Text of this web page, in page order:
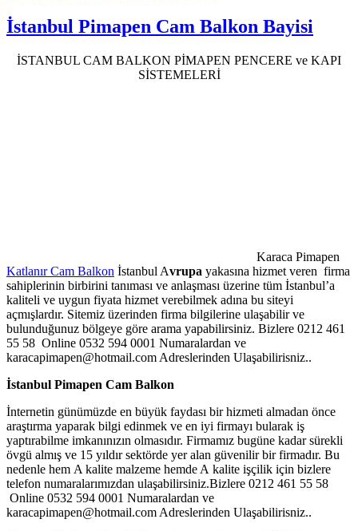
İstanbul Pimapen Cam Balkon Bayisi
İSTANBUL CAM BALKON PİMAPEN PENCERE ve KAPI
SİSTEMELERİ
Karaca Pimapen
Katlanır Cam Balkon İstanbul Avrupa yakasına hizmet veren firma
sahiplerinin birbirini tanıması ve anlaşması üzerine tüm İstanbul’a
kaliteli ve uygun fiyata hizmet verebilmek adına bu siteyi
açmışlardır. Sitemiz üzerinden firma bilgilerine ulaşabilir ve
bulunduğunuz bölgeye göre arama yapabilirsiniz. Bizlere 0212 461
55 58 Online 0532 594 0001 Numaralardan ve
karacapimapen@hotmail.com Adreslerinden Ulaşabilirisniz..
İstanbul Pimapen Cam Balkon
İnternetin günümüzde en büyük faydası bir hizmeti almadan önce
araştırma yaparak bilgi edinmek ve en iyi firmayı bularak iş
yaptırabilme imkanınızın olmasıdır. Firmamız bugüne kadar sürekli
övgü almış ve 15 yıldır sektörde yer alan güvenilir bir firmadır. Bu
nedenle hem A kalite malzeme hemde A kalite işçilik için bizlere
telefon numaralarımızdan ulaşabilirsiniz.Bizlere 0212 461 55 58
Online 0532 594 0001 Numaralardan ve
karacapimapen@hotmail.com Adreslerinden Ulaşabilirisniz..